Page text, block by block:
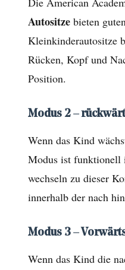
–
Nach
hinten
gerichtetes
(Neugeborene
2
Jahre)
1.2
2
Autositze bieten
Kleinkinderautositze
Rücken, Kopf und
Position.
Modus 2 –
Wenn das Kind
Modus ist funktionell
wechseln zu dieser
innerhalb der nach
Modus 3 –
Wenn das Kind die